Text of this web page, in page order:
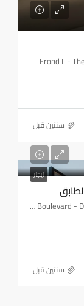
Frond L -
‏سنتين قبل
ايجار
The Address Fountain Views, Al Ohood Street - Sheikh Mohammed bin Rashid Boulevard - Downtown Dubai - Dubai - United Arab Emirates
‏سنتين قبل